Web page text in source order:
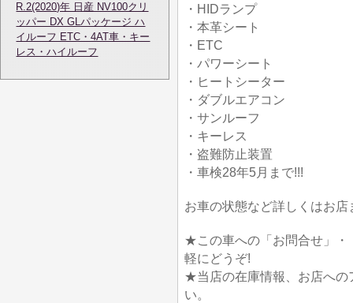
R.2(2020)年 日産 NV100クリ
ッパー DX GLパッケージ ハ
イルーフ ETC・4AT車・キー
レス・ハイルーフ
・HIDランプ
・本革シート
・ETC
・パワーシート
・ヒートシーター
・ダブルエアコン
・サンルーフ
・キーレス
・盗難防止装置
・車検28年5月まで!!!
お車の状態など詳しくはお
★この車への「お問合せ」・
軽にどうぞ!
★当店の在庫情報、お店への
い。